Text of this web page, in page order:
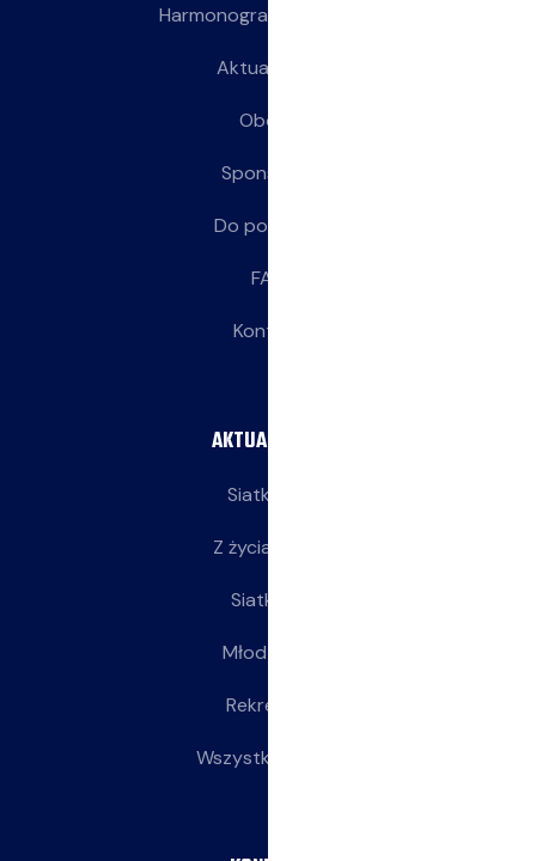
Harmonogram treningów
Aktualności
Obozy
Sponsorzy
Do pobrania
FAQ
Kontakt
AKTUALNOŚCI
Siatkarze
Z życia klubu
Siatkarki
Młodziczki
Rekreacja
Wszystkie wpisy